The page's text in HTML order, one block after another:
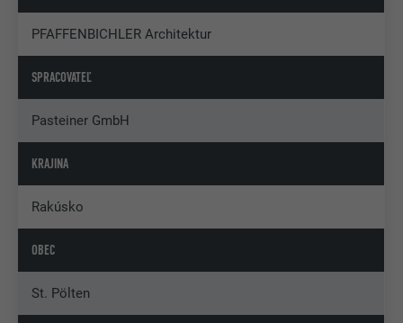
PFAFFENBICHLER Architektur
SPRACOVATEĽ
Pasteiner GmbH
KRAJINA
Rakúsko
OBEC
St. Pölten